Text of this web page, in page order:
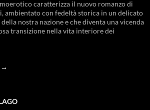
caratterizza il nuovo romanzo di
ambientato con fedeltà storica in un delicato
nostra nazione e che diventa una vicenda
transizione nella vita interiore dei
→